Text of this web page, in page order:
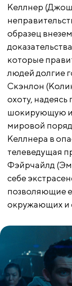
Келлнер (Джош
образец
которые
людей долгие
Скэнлон
охоту,
шокирующую
мировой
Келлнера в
телеведущая
Фэйрчайлд
себе
позволяющие
окружающих и